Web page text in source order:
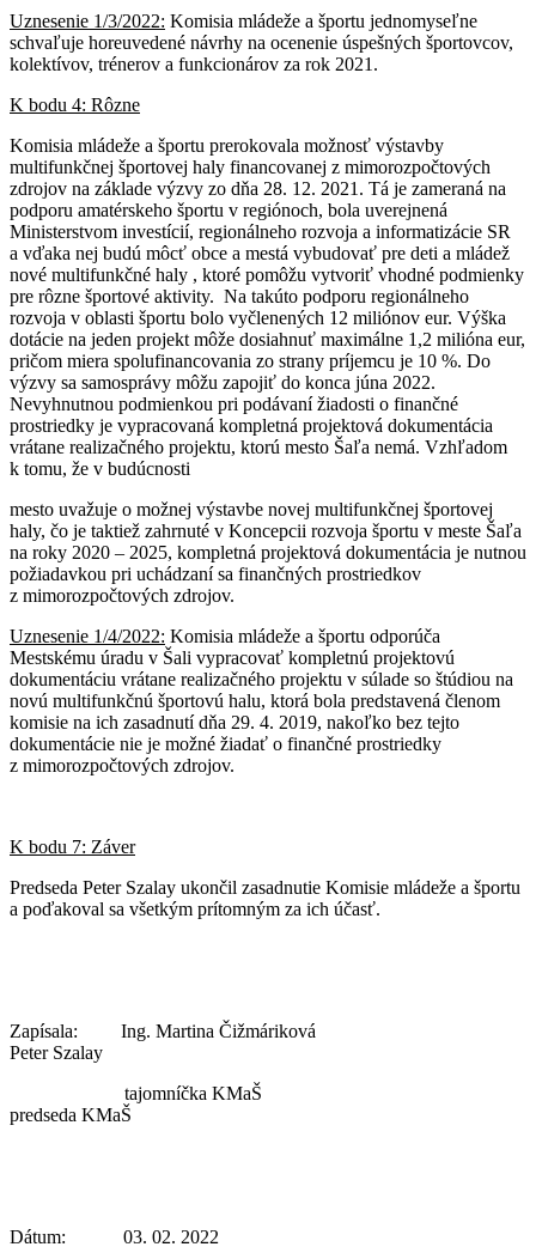
Uznesenie 1/3/2022: Komisia mládeže a športu jednomyseľne
schvaľuje horeuvedené návrhy na ocenenie úspešných športovcov,
kolektívov, trénerov a funkcionárov za rok 2021.
K bodu 4: Rôzne
Komisia mládeže a športu prerokovala možnosť výstavby
multifunkčnej športovej haly financovanej z mimorozpočtových
zdrojov na základe výzvy zo dňa 28. 12. 2021. Tá je zameraná na
podporu amatérskeho športu v regiónoch, bola uverejnená
Ministerstvom investícií, regionálneho rozvoja a informatizácie SR
a vďaka nej budú môcť obce a mestá vybudovať pre deti a mládež
nové multifunkčné haly , ktoré pomôžu vytvoriť vhodné podmienky
pre rôzne športové aktivity. Na takúto podporu regionálneho
rozvoja v oblasti športu bolo vyčlenených 12 miliónov eur. Výška
dotácie na jeden projekt môže dosiahnuť maximálne 1,2 milióna eur,
pričom miera spolufinancovania zo strany príjemcu je 10 %. Do
výzvy sa samosprávy môžu zapojiť do konca júna 2022.
Nevyhnutnou podmienkou pri podávaní žiadosti o finančné
prostriedky je vypracovaná kompletná projektová dokumentácia
vrátane realizačného projektu, ktorú mesto Šaľa nemá. Vzhľadom
k tomu, že v budúcnosti
mesto uvažuje o možnej výstavbe novej multifunkčnej športovej
haly, čo je taktiež zahrnuté v Koncepcii rozvoja športu v meste Šaľa
na roky 2020 – 2025, kompletná projektová dokumentácia je nutnou
požiadavkou pri uchádzaní sa finančných prostriedkov
z mimorozpočtových zdrojov.
Uznesenie 1/4/2022: Komisia mládeže a športu odporúča
Mestskému úradu v Šali vypracovať kompletnú projektovú
dokumentáciu vrátane realizačného projektu v súlade so štúdiou na
novú multifunkčnú športovú halu, ktorá bola predstavená členom
komisie na ich zasadnutí dňa 29. 4. 2019, nakoľko bez tejto
dokumentácie nie je možné žiadať o finančné prostriedky
z mimorozpočtových zdrojov.
K bodu 7: Záver
Predseda Peter Szalay ukončil zasadnutie Komisie mládeže a športu
a poďakoval sa všetkým prítomným za ich účasť.
Zapísala: Ing. Martina Čižmáriková
Peter Szalay
tajomníčka KMaŠ
predseda KMaŠ
Dátum: 03. 02. 2022